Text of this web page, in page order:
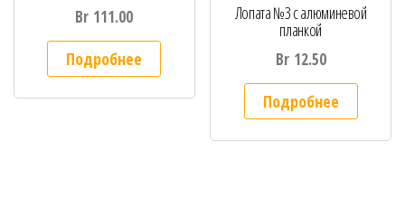
Br 111.00
Подробнее
Лопата №3 с алюминевой
планкой
Br 12.50
Подробнее